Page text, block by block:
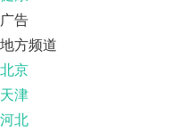
广告
地方频道
北京
天津
河北